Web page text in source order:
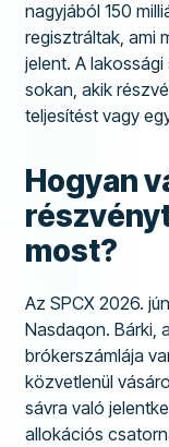
nagyjából 150
regisztráltak, ami
jelent. A lakossági
sokan, akik
teljesítést vagy
Hogyan
most?
Az SPCX 2026.
Nasdaqon. Bárki,
brókerszámlája
közvetlenül
sávra való
allokációs